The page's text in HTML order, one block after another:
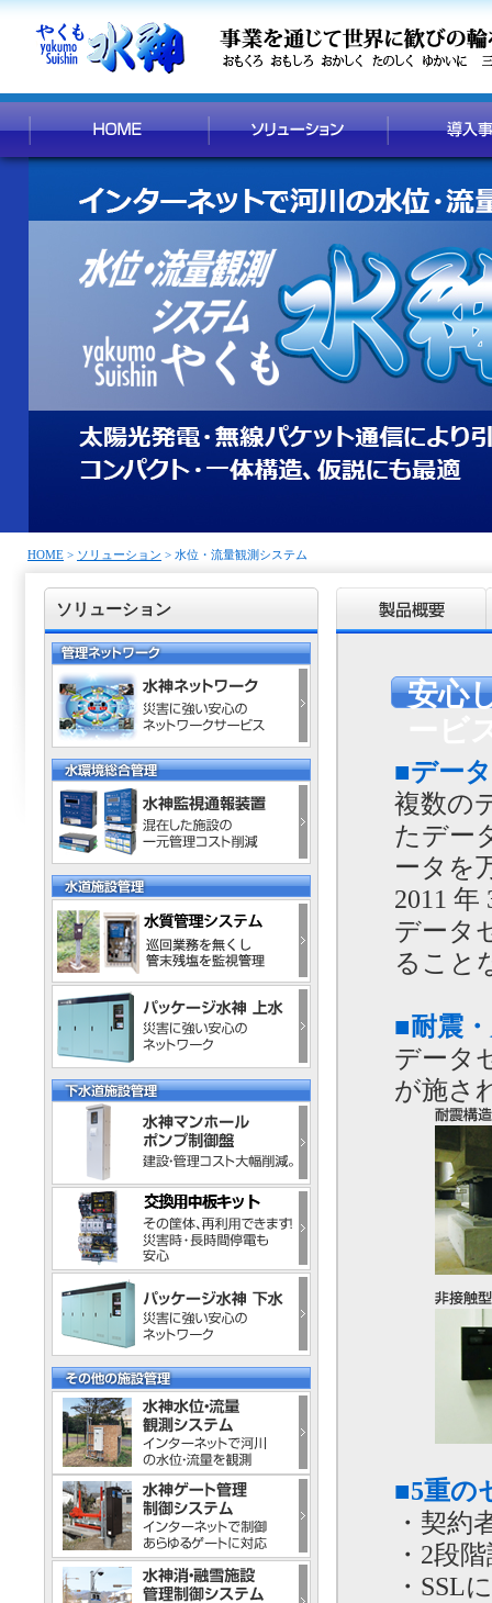
HOME > ソリューション > 水位・流量観測システム
安心
■デー
複数の
たデー
ータを
2011
データ
ること
■耐震
データ
が施さ
■5重の
・契約
・2段
・SSL
ソリューション